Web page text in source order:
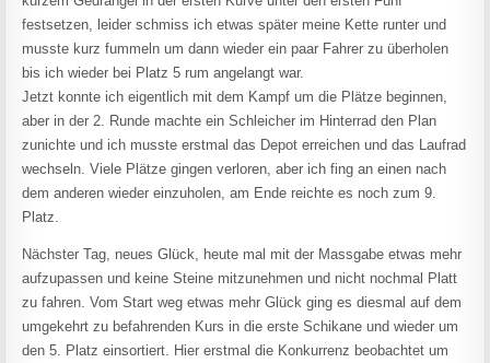
festsetzen, leider schmiss ich etwas später meine Kette runter und
musste kurz fummeln um dann wieder ein paar Fahrer zu überholen
bis ich wieder bei Platz 5 rum angelangt war.
Jetzt konnte ich eigentlich mit dem Kampf um die Plätze beginnen,
aber in der 2. Runde machte ein Schleicher im Hinterrad den Plan
zunichte und ich musste erstmal das Depot erreichen und das Laufrad
wechseln. Viele Plätze gingen verloren, aber ich fing an einen nach
dem anderen wieder einzuholen, am Ende reichte es noch zum 9.
Platz.
Nächster Tag, neues Glück, heute mal mit der Massgabe etwas mehr
aufzupassen und keine Steine mitzunehmen und nicht nochmal Platt
zu fahren. Vom Start weg etwas mehr Glück ging es diesmal auf dem
umgekehrt zu befahrenden Kurs in die erste Schikane und wieder um
den 5. Platz einsortiert. Hier erstmal die Konkurrenz beobachtet um